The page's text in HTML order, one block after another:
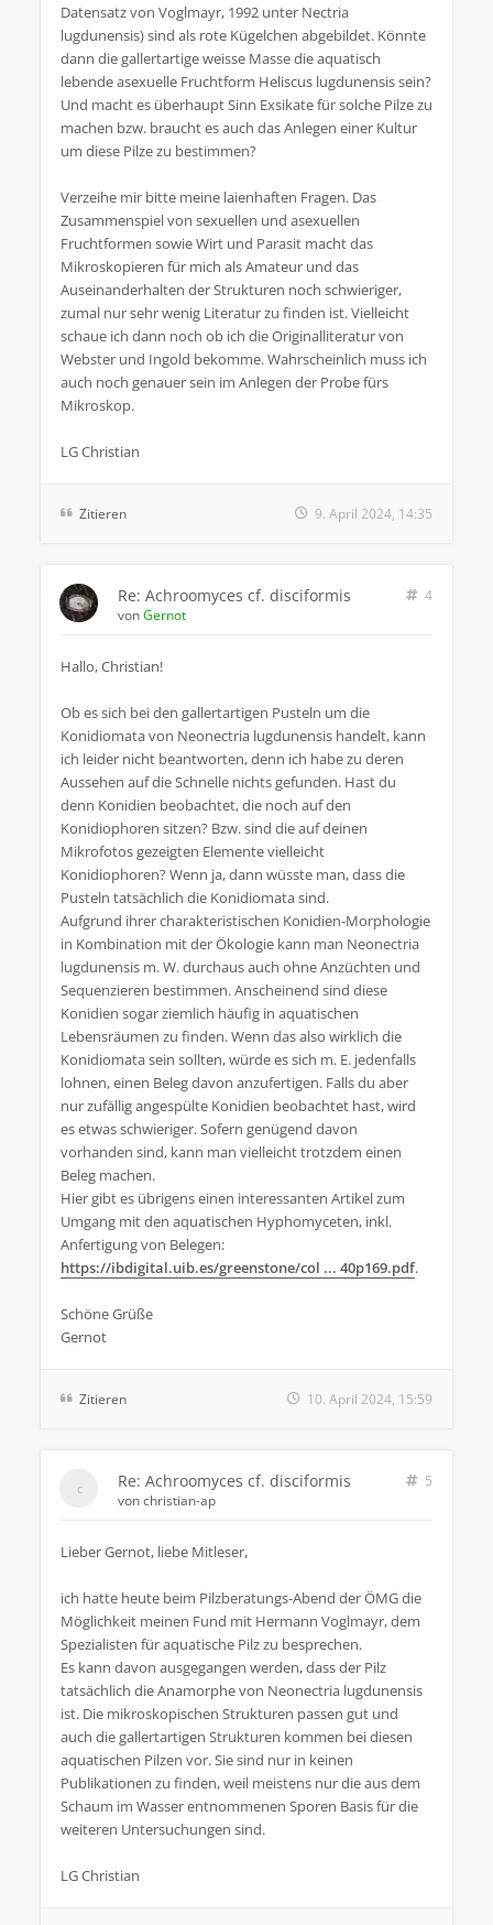
Datensatz von Voglmayr, 1992 unter Nectria
lugdunensis) sind als rote Kügelchen abgebildet. Könnte
dann die gallertartige weisse Masse die aquatisch
lebende asexuelle Fruchtform Heliscus lugdunensis sein?
Und macht es überhaupt Sinn Exsikate für solche Pilze zu
machen bzw. braucht es auch das Anlegen einer Kultur
um diese Pilze zu bestimmen?
Verzeihe mir bitte meine laienhaften Fragen. Das
Zusammenspiel von sexuellen und asexuellen
Fruchtformen sowie Wirt und Parasit macht das
Mikroskopieren für mich als Amateur und das
Auseinanderhalten der Strukturen noch schwieriger,
zumal nur sehr wenig Literatur zu finden ist. Vielleicht
schaue ich dann noch ob ich die Originalliteratur von
Webster und Ingold bekomme. Wahrscheinlich muss ich
auch noch genauer sein im Anlegen der Probe fürs
Mikroskop.
LG Christian
Zitieren 9. April 2024, 14:35
Re: Achroomyces cf. disciformis
4
vonGernot
Hallo, Christian!
Ob es sich bei den gallertartigen Pusteln um die
Konidiomata von Neonectria lugdunensis handelt, kann
ich leider nicht beantworten, denn ich habe zu deren
Aussehen auf die Schnelle nichts gefunden. Hast du
denn Konidien beobachtet, die noch auf den
Konidiophoren sitzen? Bzw. sind die auf deinen
Mikrofotos gezeigten Elemente vielleicht
Konidiophoren? Wenn ja, dann wüsste man, dass die
Pusteln tatsächlich die Konidiomata sind.
Aufgrund ihrer charakteristischen Konidien-Morphologie
in Kombination mit der Ökologie kann man Neonectria
lugdunensis m. W. durchaus auch ohne Anzüchten und
Sequenzieren bestimmen. Anscheinend sind diese
Konidien sogar ziemlich häufig in aquatischen
Lebensräumen zu finden. Wenn das also wirklich die
Konidiomata sein sollten, würde es sich m. E. jedenfalls
lohnen, einen Beleg davon anzufertigen. Falls du aber
nur zufällig angespülte Konidien beobachtet hast, wird
es etwas schwieriger. Sofern genügend davon
vorhanden sind, kann man vielleicht trotzdem einen
Beleg machen.
Hier gibt es übrigens einen interessanten Artikel zum
Umgang mit den aquatischen Hyphomyceten, inkl.
Anfertigung von Belegen:
https://ibdigital.uib.es/greenstone/col ... 40p169.pdf.
Schöne Grüße
Gernot
Zitieren 10. April 2024, 15:59
Re: Achroomyces cf. disciformis
5
vonchristian-ap
Lieber Gernot, liebe Mitleser,
ich hatte heute beim Pilzberatungs-Abend der ÖMG die
Möglichkeit meinen Fund mit Hermann Voglmayr, dem
Spezialisten für aquatische Pilz zu besprechen.
Es kann davon ausgegangen werden, dass der Pilz
tatsächlich die Anamorphe von Neonectria lugdunensis
ist. Die mikroskopischen Strukturen passen gut und
auch die gallertartigen Strukturen kommen bei diesen
aquatischen Pilzen vor. Sie sind nur in keinen
Publikationen zu finden, weil meistens nur die aus dem
Schaum im Wasser entnommenen Sporen Basis für die
weiteren Untersuchungen sind.
LG Christian